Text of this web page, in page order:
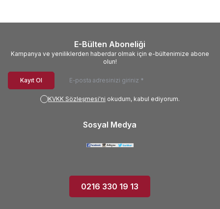
E-Bülten Aboneliği
Kampanya ve yeniliklerden haberdar olmak için e-bültenimize abone
olun!
Kayıt Ol
KVKK Sözleşmesi'ni okudum, kabul ediyorum.
Sosyal Medya
0216 330 19 13